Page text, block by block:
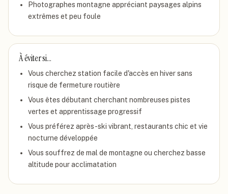
Photographes montagne appréciant paysages alpins
extrêmes et peu foule
À éviter si…
Vous cherchez station facile d'accès en hiver sans
risque de fermeture routière
Vous êtes débutant cherchant nombreuses pistes
vertes et apprentissage progressif
Vous préférez après-ski vibrant, restaurants chic et vie
nocturne développée
Vous souffrez de mal de montagne ou cherchez basse
altitude pour acclimatation